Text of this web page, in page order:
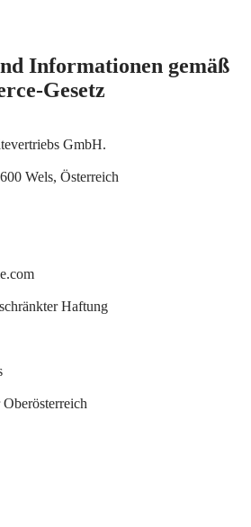
Informationen gemäß
Gesetz
GmbH.
Wels, Österreich
Haftung